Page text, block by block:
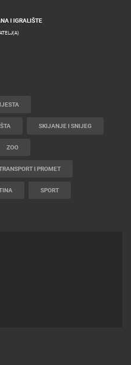
I IGRALIŠTE
SKIJANJE I SNIJEG
ZOO
I PROMET
SPORT